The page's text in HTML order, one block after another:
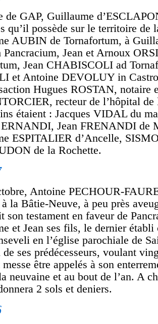
de GAP, Guillaume
qu’il possède sur le territoire de
AUBIN de Tornafortum, à
Pancracium, Jean et Arnoux
Jean CHABISCOLI ad
et Antoine DEVOLUY in
Hugues ROSTAN, notaire
recteur de l’hôpital
étaient : Jacques VIDAL du
Jean FRENANDI de
ESPITALIER d’Ancelle,
de la Rochette.
Antoine PECHOUR-
la Bâtie-Neuve, à peu près
son testament en faveur de
et Jean ses fils, le dernier établi
en l’église parochiale de
de ses prédécesseurs, voulant
être appelés à son
neuvaine et au bout de l’an. A
2 sols et deniers.